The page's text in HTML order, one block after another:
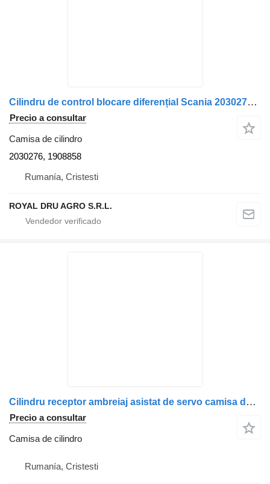
Cilindru de control blocare diferențial Scania 2030276 / 1908858 2030276, 1908858 camisa de cilindro para camión
Precio a consultar
Camisa de cilindro
2030276, 1908858
Rumanía, Cristesti
ROYAL DRU AGRO S.R.L.
Cilindru receptor ambreiaj asistat de servo camisa de cilindro para DAF 1242089 1348734 camión
Precio a consultar
Camisa de cilindro
Rumanía, Cristesti